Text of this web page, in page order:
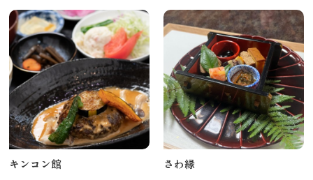
キンコン館 さわ縁